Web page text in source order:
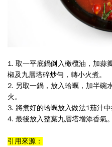
1. 取一平底鍋倒入橄欖油，加蒜
椒及九層塔碎炒勻，轉小火煮。
2. 另取一鍋，放入蛤蠣，加半碗
火。
3. 將煮好的蛤蠣放入做法1茄汁中
4. 最後放入整葉九層塔增添香氣。
引用來源 ：